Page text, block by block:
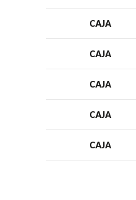
CAJA
CAJA
CAJA
CAJA
CAJA